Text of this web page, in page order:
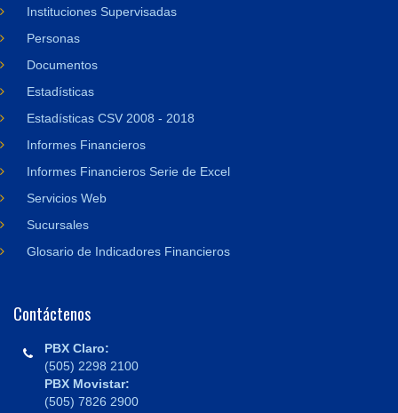
Instituciones Supervisadas
Personas
Documentos
Estadísticas
Estadísticas CSV 2008 - 2018
Informes Financieros
Informes Financieros Serie de Excel
Servicios Web
Sucursales
Glosario de Indicadores Financieros
Contáctenos
PBX Claro:
(505) 2298 2100
PBX Movistar:
(505) 7826 2900